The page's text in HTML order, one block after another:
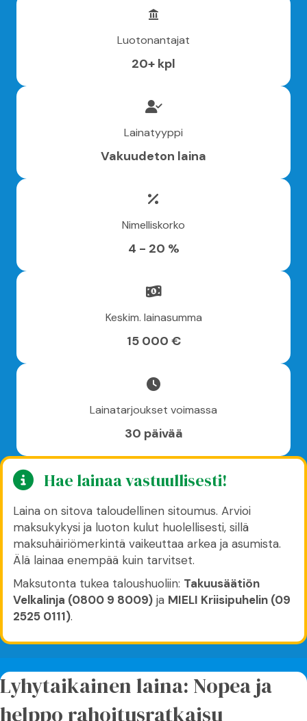
Luotonantajat
20+ kpl
Lainatyyppi
Vakuudeton laina
Nimelliskorko
4 - 20 %
Keskim. lainasumma
15 000 €
Lainatarjoukset voimassa
30 päivää
Hae lainaa vastuullisesti!
Laina on sitova taloudellinen sitoumus. Arvioi
maksukykysi ja luoton kulut huolellisesti, sillä
maksuhäiriömerkintä vaikeuttaa arkea ja asumista.
Älä lainaa enempää kuin tarvitset.
Maksutonta tukea taloushuoliin: Takuusäätiön
Velkalinja (0800 9 8009) ja MIELI Kriisipuhelin (09
2525 0111).
Lyhytaikainen laina: Nopea ja
helppo rahoitusratkaisu